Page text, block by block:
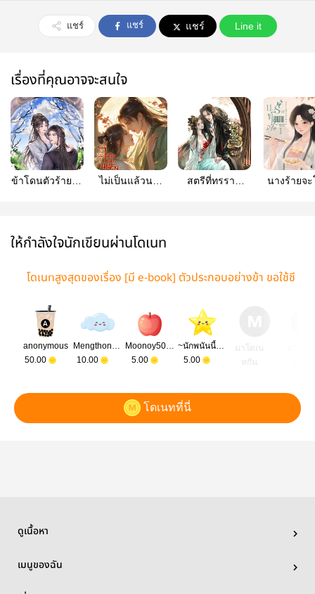
แชร์ แชร์ แชร์ Line it
เรื่องที่คุณอาจจะสนใจ
ข้าโดนตัวร้ายตื๊อ
ไม่เป็นแล้วนาง
สตรีที่ทรราช
นางร้ายจ
ให้กำลังใจนักเขียนผ่านโดเนท
โดเนทสูงสุดของเรื่อง [มี e-book] ตัวประกอบอย่างข้า ขอใช้ชี
anonymous
50.00
Mengthon0917
10.00
Moonoy5086
5.00
~นักพนันนี้ดีไหมน้าา~
5.00
มาโดเน
ทกัน
โดเนทที่นี่
ดูเนื้อหา
เมนูของฉัน